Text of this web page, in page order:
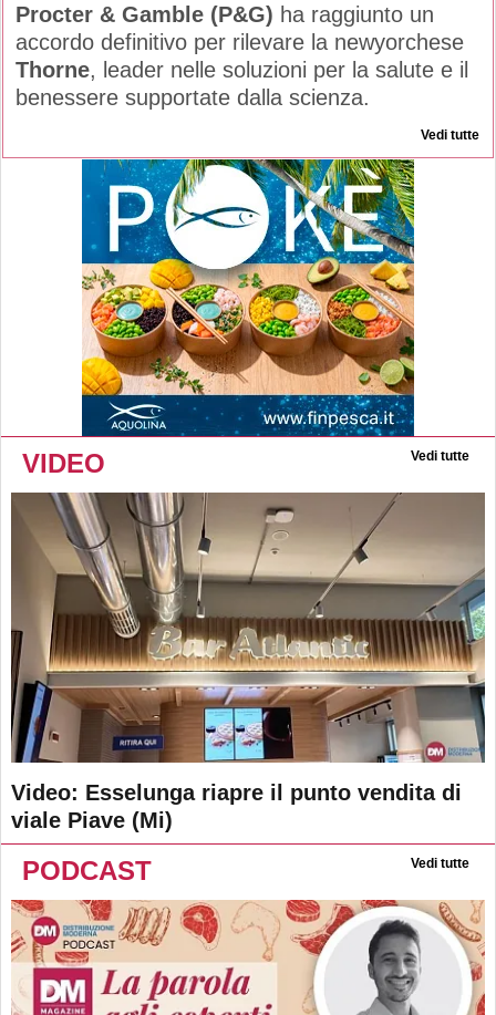
Procter & Gamble (P&G) ha raggiunto un
accordo definitivo per rilevare la newyorchese
Thorne, leader nelle soluzioni per la salute e il
benessere supportate dalla scienza.
Vedi tutte
VIDEO Vedi tutte
Video: Esselunga riapre il punto vendita di
viale Piave (Mi)
PODCAST Vedi tutte